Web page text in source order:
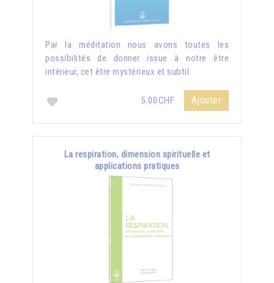
Par la méditation nous avons toutes les
possibilités de donner issue à notre être
intérieur, cet être mystérieux et subtil.
5.00CHF Ajouter
La respiration, dimension spirituelle et
applications pratiques